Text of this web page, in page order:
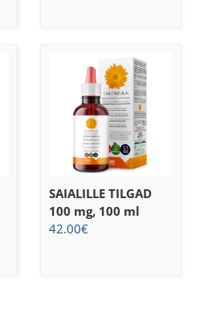
SAIALILLE TILGAD
100 mg, 100 ml
42.00€